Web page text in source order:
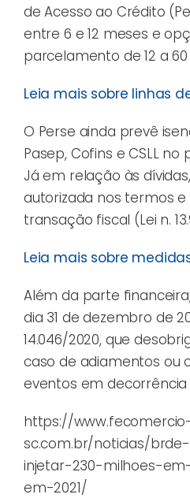
de Acesso ao Crédito
entre 6 e 12 meses e
parcelamento de 12 a
Leia mais sobre linhas
O Perse ainda prevê
Pasep, Cofins e CSLL
Já em relação às
autorizada nos termos
transação fiscal (Lei n.
Leia mais sobre
Além da parte
dia 31 de dezembro de
14.046/2020, que
caso de adiamentos ou
eventos em
https://
sc.com.br/noticias/
injetar-230-milhoes-
em-2021/